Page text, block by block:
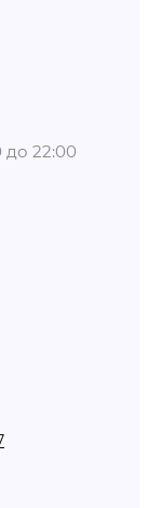
до 22:00